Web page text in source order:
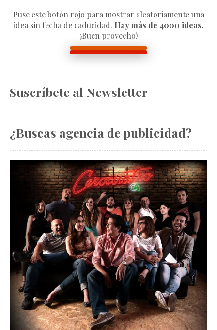
Puse este botón rojo para mostrar aleatoriamente una
idea sin fecha de caducidad. Hay más de 4000 ideas.
¡Buen provecho!
Suscríbete al Newsletter
¿Buscas agencia de publicidad?